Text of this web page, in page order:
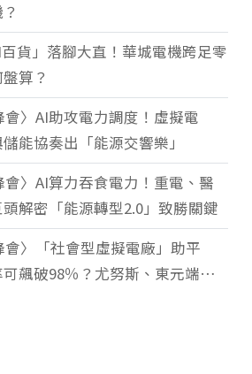
貨」落腳大直！華城電機跨足零
算？
會〉AI助攻電力調度！虛擬電
能協奏出「能源交響樂」
會〉AI算力吞食電力！重電、醫
解密「能源轉型2.0」致勝關鍵
會〉「社會型虛擬電廠」助平
飆破98％？尤努斯、東元端能